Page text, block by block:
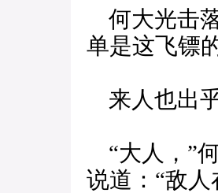
何大光击
单是这飞镖
来人也出
“大人，”
说道：“敌